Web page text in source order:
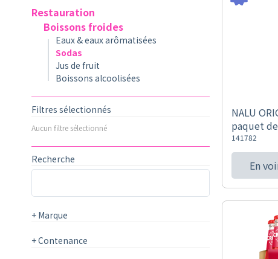
Restauration
Boissons froides
Eaux & eaux arômatisées
Sodas
Jus de fruit
Boissons alcoolisées
Filtres sélectionnés
Aucun filtre sélectionné
Recherche
+ Marque
+Contenance
NALU
paquet
141782
En